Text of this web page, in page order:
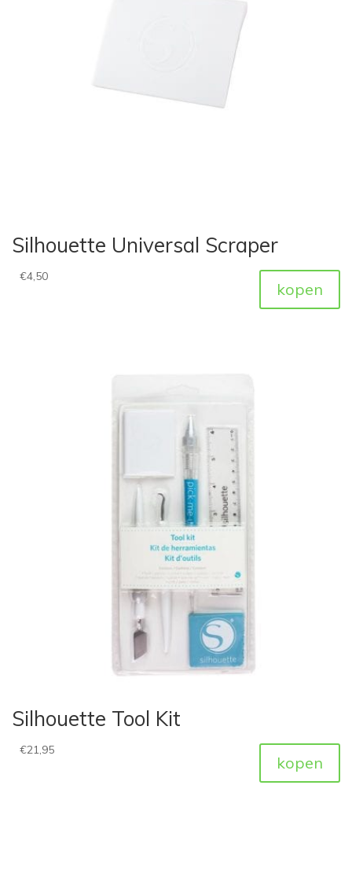
Silhouette Universal Scraper
€4,50
kopen
Silhouette Tool Kit
€21,95
kopen